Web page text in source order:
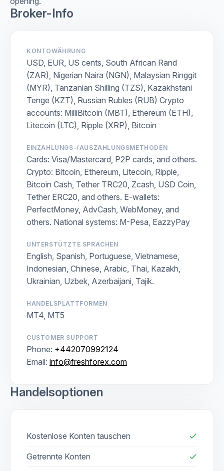
Broker-Info
KONTOWÄHRUNG
USD, EUR, US cents, South African Rand
(ZAR), Nigerian Naira (NGN), Malaysian Ringgit
(MYR), Tanzanian Shilling (TZS), Kazakhstani
Tenge (KZT), Russian Rubles (RUB) Crypto
accounts: MilliBitcoin (MBT), Ethereum (ETH),
Litecoin (LTC), Ripple (XRP), Bitcoin
EINZAHLUNGS-/AUSZAHLUNGSMETHODEN
Cards: Visa/Mastercard, P2P cards, and others.
Crypto: Bitcoin, Ethereum, Litecoin, Ripple,
Bitcoin Cash, Tether TRC20, Zcash, USD Coin,
Tether ERC20, and others. E-wallets:
PerfectMoney, AdvCash, WebMoney, and
others. National systems: M-Pesa, EazzyPay
UNTERSTÜTZTE SPRACHEN
English, Spanish, Portuguese, Vietnamese,
Indonesian, Chinese, Arabic, Thai, Kazakh,
Ukrainian, Uzbek, Azerbaijani, Tajik.
HANDELSPLATTFORMEN
MT4, MT5
CUSTOMER SUPPORT
Phone: +442070992124
Email: info@freshforex.com
Handelsoptionen
Kostenlose Konten tauschen check
Getrennte Konten check